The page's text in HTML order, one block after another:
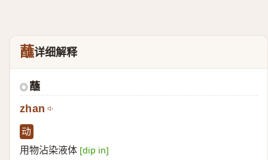
蘸详细解释
◎ 蘸
zhan
动
用物沾染液体 [dip in]